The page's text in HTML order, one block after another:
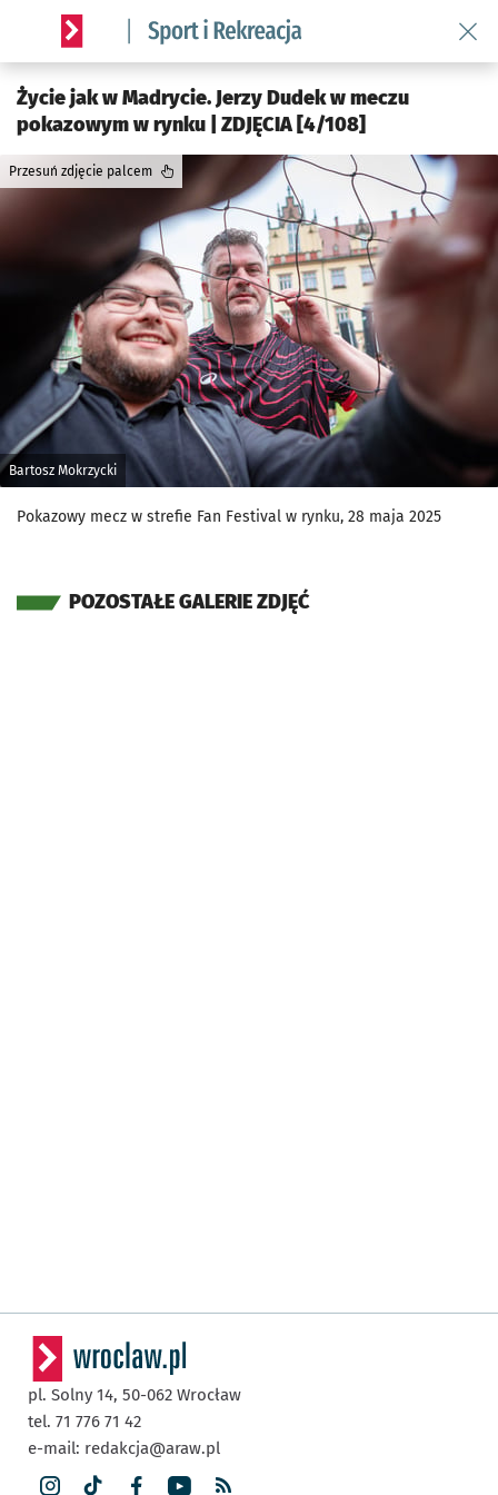
Serwis informacyjny wroclaw.pl podserwis: Sport i rekreacja
Życie jak w Madrycie. Jerzy Dudek w meczu
pokazowym w rynku | ZDJĘCIA [4/108]
Bartosz Mokrzycki
Przesuń zdjęcie palcem
Pokazowy mecz w strefie Fan Festival w rynku, 28 maja 2025
POZOSTAŁE GALERIE ZDJĘĆ
pl. Solny 14, 50-062 Wrocław
tel. 71 776 71 42
e-mail: redakcja@araw.pl